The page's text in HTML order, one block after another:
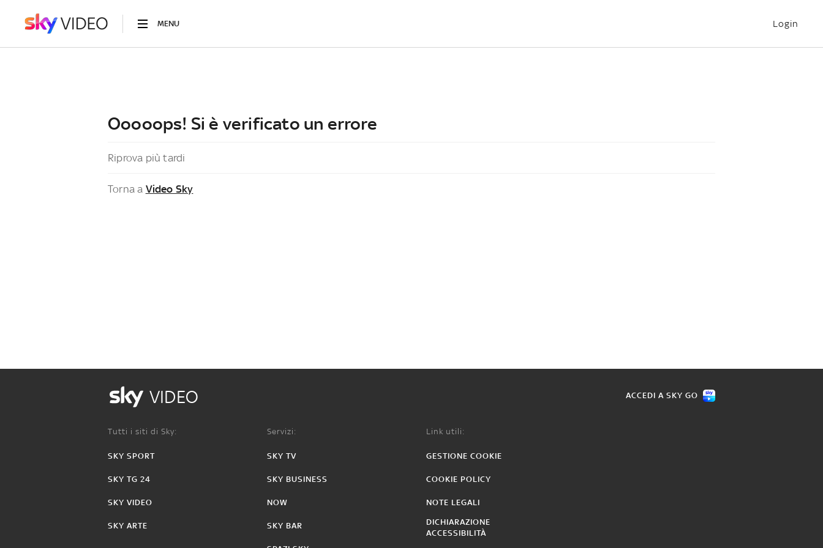
MENU Login
Ooooops! Si è verificato un errore
Riprova più tardi
Torna a Video Sky
VIDEO ACCEDI A SKY GO
Tutti i siti di Sky:
SKY SPORT
SKY TG 24
SKY VIDEO
SKY ARTE
Servizi:
SKY TV
SKY BUSINESS
NOW
SKY BAR
Link utili:
GESTIONE COOKIE
COOKIE POLICY
NOTE LEGALI
DICHIARAZIONE
ACCESSIBILITÀ